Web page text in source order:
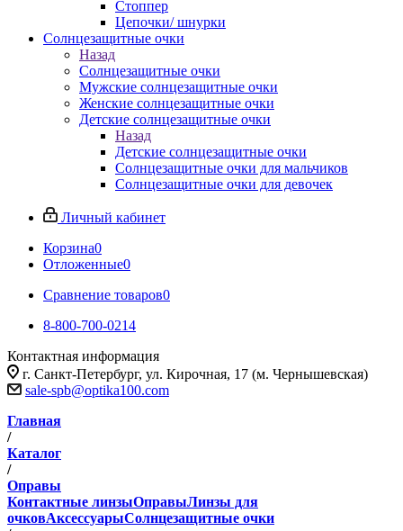
Стоппер
Цепочки/ шнурки
Солнцезащитные очки
Назад
Солнцезащитные очки
Мужские солнцезащитные очки
Женские солнцезащитные очки
Детские солнцезащитные очки
Назад
Детские солнцезащитные очки
Солнцезащитные очки для мальчиков
Солнцезащитные очки для девочек
Личный кабинет
Корзина0
Отложенные0
Сравнение товаров0
8-800-700-0214
Контактная информация
г. Санкт-Петербург, ул. Кирочная, 17 (м. Чернышевская)
sale-spb@optika100.com
Главная
/
Каталог
/
Оправы
Контактные линзыОправыЛинзы для
очковАксессуарыСолнцезащитные очки